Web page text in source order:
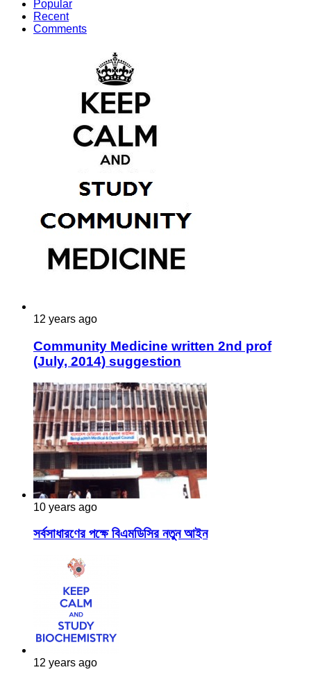
Popular
Recent
Comments
12 years ago
Community Medicine written 2nd prof
(July, 2014) suggestion
10 years ago
সর্বসাধারণের পক্ষে বিএমডিসির নতুন আইন
12 years ago